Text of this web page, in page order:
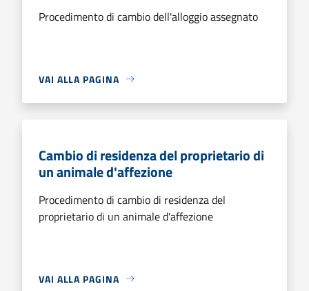
Procedimento di cambio dell'alloggio assegnato
VAI ALLA PAGINA
Cambio di residenza del proprietario di
un animale d'affezione
Procedimento di cambio di residenza del
proprietario di un animale d'affezione
VAI ALLA PAGINA